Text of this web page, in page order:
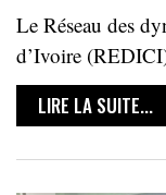
Le Réseau des
d’Ivoire
LIRE LA SUITE...